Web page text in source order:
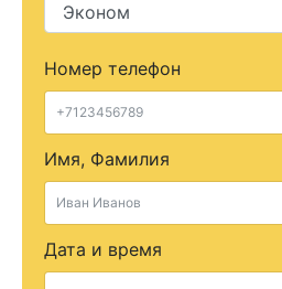
Номер телефон
Имя, Фамилия
Дата и время